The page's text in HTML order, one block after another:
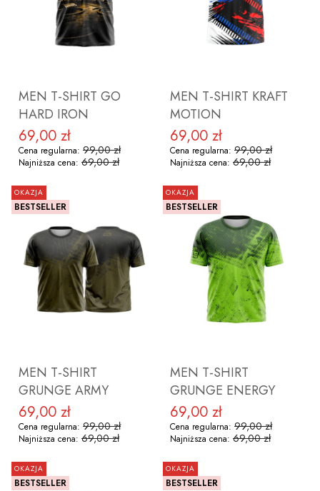
ZOBACZ PRODUKT ZOBACZ PRODUKT
MEN T-SHIRT GO
HARD IRON
Cena promocyjna
69,00 zł
Cena regularna: 99,00 zł
Najniższa cena: 69,00 zł
ZOBACZ PRODUKT
MEN T-SHIRT KRAFT
MOTION
Cena promocyjna
69,00 zł
Cena regularna: 99,00 zł
Najniższa cena: 69,00 zł
ZOBACZ PRODUKT
OKAZJA
BESTSELLER
MEN T-SHIRT
GRUNGE ARMY
Cena promocyjna
69,00 zł
Cena regularna: 99,00 zł
Najniższa cena: 69,00 zł
OKAZJA
BESTSELLER
MEN T-SHIRT
GRUNGE ENERGY
Cena promocyjna
69,00 zł
Cena regularna: 99,00 zł
Najniższa cena: 69,00 zł
OKAZJA
BESTSELLER
OKAZJA
BESTSELLER